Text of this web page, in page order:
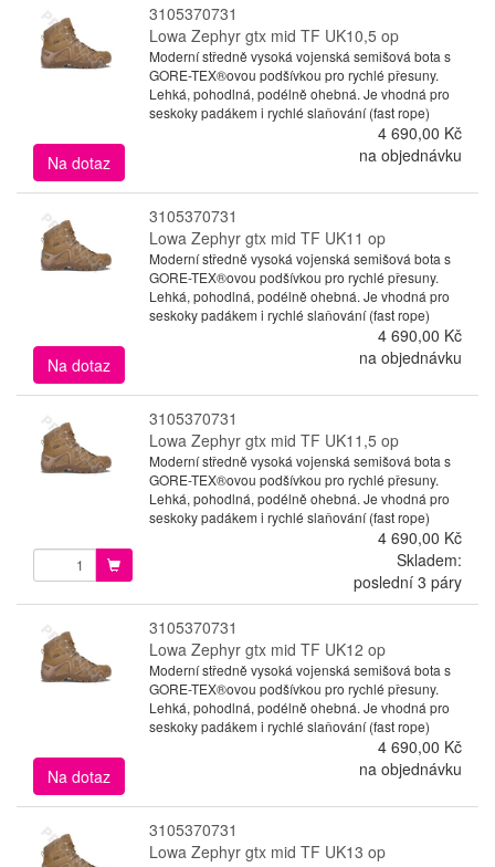
3105370731
Lowa Zephyr gtx mid TF UK10,5 op
Moderní středně vysoká vojenská semišová bota s
GORE-TEX®ovou podšívkou pro rychlé přesuny.
Lehká, pohodlná, podélně ohebná. Je vhodná pro
seskoky padákem i rychlé slaňování (fast rope)
4 690,00 Kč
Na dotaz
na objednávku
3105370731
Lowa Zephyr gtx mid TF UK11 op
Moderní středně vysoká vojenská semišová bota s
GORE-TEX®ovou podšívkou pro rychlé přesuny.
Lehká, pohodlná, podélně ohebná. Je vhodná pro
seskoky padákem i rychlé slaňování (fast rope)
4 690,00 Kč
Na dotaz
na objednávku
3105370731
Lowa Zephyr gtx mid TF UK11,5 op
Moderní středně vysoká vojenská semišová bota s
GORE-TEX®ovou podšívkou pro rychlé přesuny.
Lehká, pohodlná, podélně ohebná. Je vhodná pro
seskoky padákem i rychlé slaňování (fast rope)
4 690,00 Kč
Skladem:
poslední 3 páry
3105370731
Lowa Zephyr gtx mid TF UK12 op
Moderní středně vysoká vojenská semišová bota s
GORE-TEX®ovou podšívkou pro rychlé přesuny.
Lehká, pohodlná, podélně ohebná. Je vhodná pro
seskoky padákem i rychlé slaňování (fast rope)
4 690,00 Kč
Na dotaz
na objednávku
3105370731
Lowa Zephyr gtx mid TF UK13 op